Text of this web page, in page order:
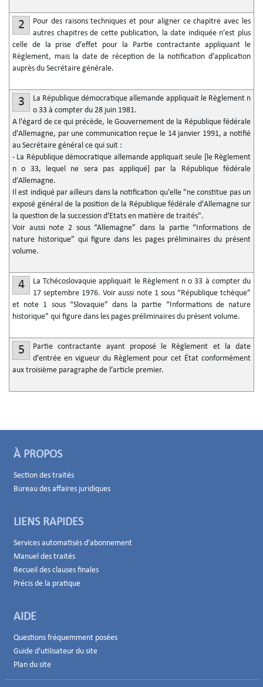
2
Pour des raisons techniques et pour aligner ce chapitre avec les
autres chapitres de cette publication, la date indiquée n’est plus
celle de la prise d’effet pour la Partie contractante appliquant le
Règlement, mais la date de réception de la notification d’application
auprès du Secrétaire générale.
3
La République démocratique allemande appliquait le Règlement n
o 33 à compter du 28 juin 1981.
A l'égard de ce qui précède, le Gouvernement de la République fédérale
d'Allemagne, par une communication reçue le 14 janvier 1991, a notifié
au Secrétaire général ce qui suit :
- La République démocratique allemande appliquait seule [le Règlement
no 33, lequel ne sera pas appliqué] par la République fédérale
d'Allemagne.
Il est indiqué par ailleurs dans la notification qu'elle "ne constitue pas un
exposé général de la position de la République fédérale d'Allemagne sur
la question de la succession d'Etats en matière de traités".
Voir aussi note 2 sous “Allemagne” dans la partie “Informations de
nature historique” qui figure dans les pages préliminaires du présent
volume.
4 La Tchécoslovaquie appliquait le Règlement no 33 à compter du
17 septembre 1976. Voir aussi note 1 sous “République tchèque”
et note 1 sous “Slovaquie” dans la partie “Informations de nature
historique” qui figure dans les pages préliminaires du présent volume.
5
Partie contractante ayant proposé le Règlement et la date
d’entrée en vigueur du Règlement pour cet État conformément
aux troisième paragraphe de l’article premier.
À PROPOS
Section des traités
Bureau des affaires juridiques
LIENS RAPIDES
Services automatisés d'abonnement
Manuel des traités
Recueil des clauses finales
Précis de la pratique
AIDE
Questions fréquemment posées
Guide d'utilisateur du site
Plan du site